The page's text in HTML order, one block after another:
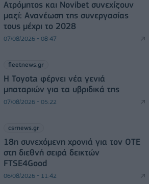
Ατρόμητος και Novibet συνεχίζουν
μαζί: Ανανέωση της συνεργασίας
τους μέχρι το 2028
07/08/2026 - 08:47
fleetnews.gr
Η Toyota φέρνει νέα γενιά
μπαταριών για τα υβριδικά της
07/08/2026 - 05:22
csrnews.gr
18η συνεχόμενη χρονιά για τον ΟΤΕ
στη διεθνή σειρά δεικτών
FTSE4Good
06/08/2026 - 11:42